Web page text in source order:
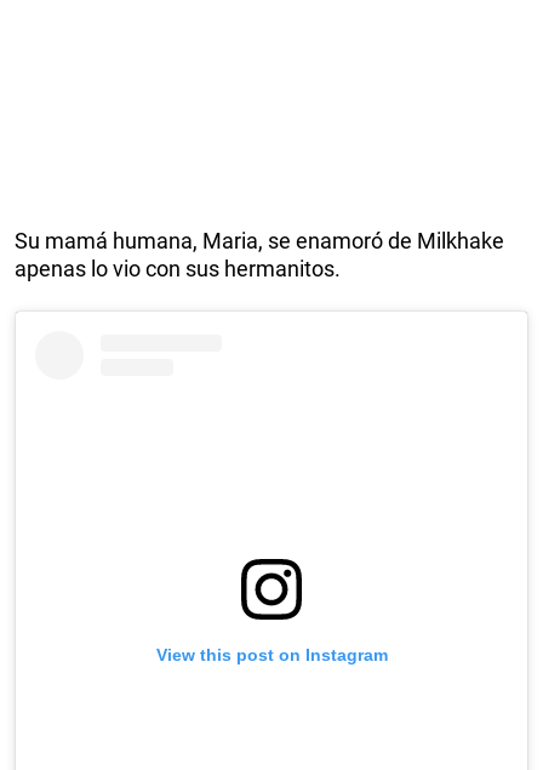
Su mamá humana, Maria, se enamoró de Milkhake
apenas lo vio con sus hermanitos.
View this post on Instagram